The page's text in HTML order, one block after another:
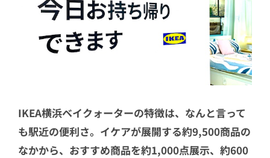
IKEA横浜ベイクォーターの特徴は、なんと言って
も駅近の便利さ。イケアが展開する約9,500商品の
なかから、おすすめ商品を約1,000点展示、約600